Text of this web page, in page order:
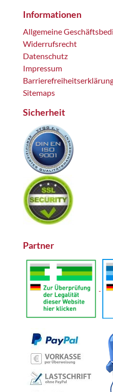
Informationen
Allgemeine
Widerrufsrecht
Datenschutz
Impressum
Sitemaps
Sicherheit
Partner